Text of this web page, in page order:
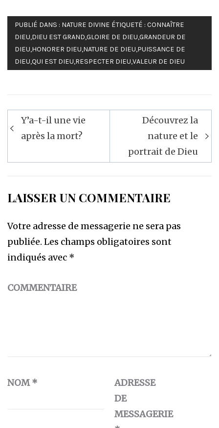
PUBLIÉ DANS : NATURE DIVINE ÉTIQUETÉ : CONNAÎTRE
DIEU,DIEU EST GRAND,GLOIRE DE DIEU,GRANDEUR DE
DIEU,HONORER DIEU,NATURE DE DIEU,PUISSANCE DE
DIEU,QUI EST DIEU,RESPECTER DIEU,VALEUR DE DIEU
Navigation
de
Y’a-t-il une vie
après la mort?
Découvrez la
nature et le
portrait de Dieu
LAISSER UN COMMENTAIRE
Votre adresse de messagerie ne sera pas
publiée. Les champs obligatoires sont
indiqués avec *
COMMENTAIRE
NOM*
ADRESSE
DE
MESSAGERIE